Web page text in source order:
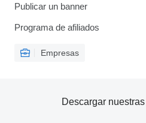
Publicar un banner
Programa de afiliados
Empresas
Descargar